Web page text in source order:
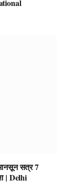
सत्र 7
| Delhi